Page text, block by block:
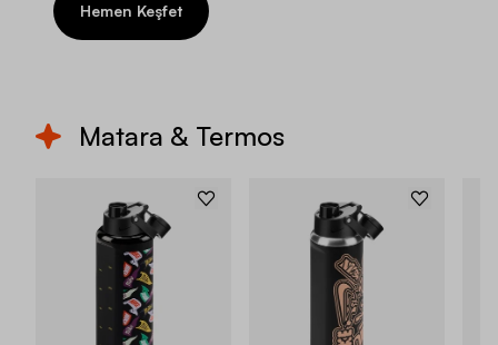
Hemen Keşfet
Matara & Termos